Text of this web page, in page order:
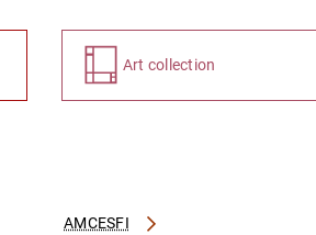
Art collection
AMCESFI